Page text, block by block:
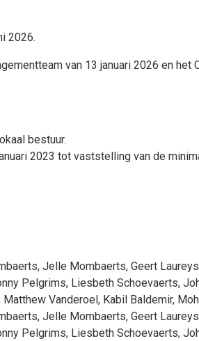
2026.
van 13 januari 2026 en het
bestuur.
2023 tot vaststelling van de
, Jelle Mombaerts, Geert Laureys
Pelgrims, Liesbeth Schoevaerts,
Matthew Vanderoel, Kabil Baldemir,
, Jelle Mombaerts, Geert Laureys
Pelgrims, Liesbeth Schoevaerts,